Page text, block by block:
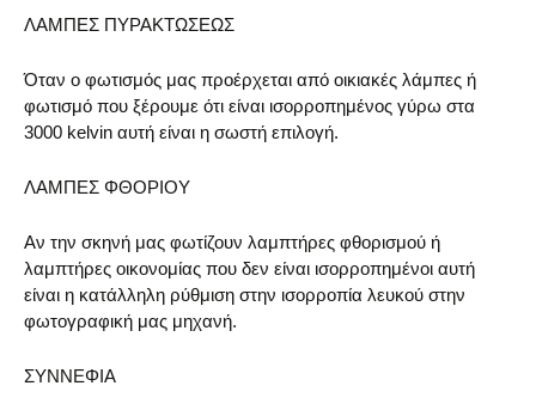
ΛΑΜΠΕΣ ΠΥΡΑΚΤΩΣΕΩΣ
Όταν ο φωτισμός μας προέρχεται από οικιακές λάμπες ή
φωτισμό που ξέρουμε ότι είναι ισορροπημένος γύρω στα
3000 kelvin αυτή είναι η σωστή επιλογή.
ΛΑΜΠΕΣ ΦΘΟΡΙΟΥ
Αν την σκηνή μας φωτίζουν λαμπτήρες φθορισμού ή
λαμπτήρες οικονομίας που δεν είναι ισορροπημένοι αυτή
είναι η κατάλληλη ρύθμιση στην ισορροπία λευκού στην
φωτογραφική μας μηχανή.
ΣΥΝΝΕΦΙΑ